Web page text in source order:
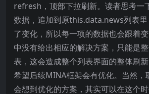
refresh，顶部下拉刷新。读者思考一
数据，追加到原this.data.news列表
了变化，所以每一项的数据也会跟着
中没有给出相应的解决方案，只能是
表，这会造成整个列表界面的整体刷
希望后续MINA框架会有优化。当然，
会想到优化的方案，其实可以在这个